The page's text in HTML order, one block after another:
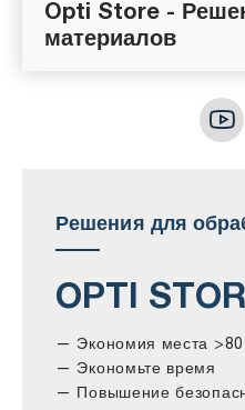
Решения для
OPTI
— Экономия места >80
— Экономьте время
— Повышение
Opti Store -
материалов